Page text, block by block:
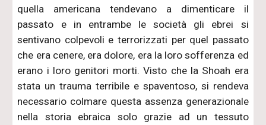
quella americana tendevano a dimenticare il
passato e in entrambe le società gli ebrei si
sentivano colpevoli e terrorizzati per quel passato
che era cenere, era dolore, era la loro sofferenza ed
erano i loro genitori morti. Visto che la Shoah era
stata un trauma terribile e spaventoso, si rendeva
necessario colmare questa assenza generazionale
nella storia ebraica solo grazie ad un tessuto